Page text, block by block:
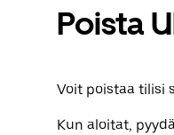
Poista
Voit poistaa tilisi
Kun aloitat,